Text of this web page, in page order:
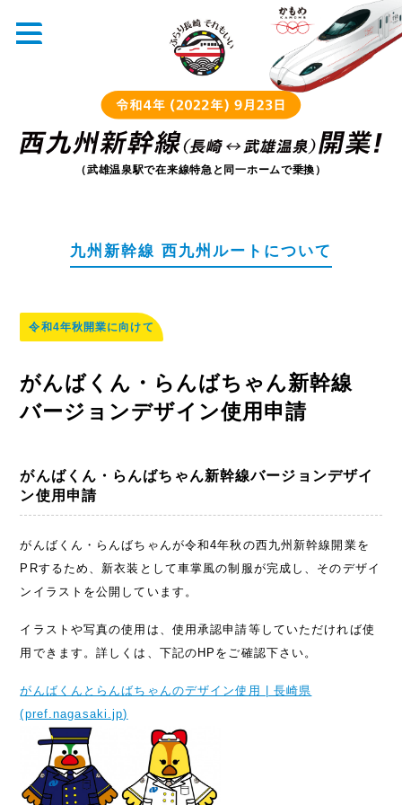
（武雄温泉駅で在来線特急と同一ホームで乗換）
九州新幹線 西九州ルートについて
令和4年秋開業に向けて
がんばくん・らんばちゃん新幹線
バージョンデザイン使用申請
がんばくん・らんばちゃん新幹線バージョンデザイ
ン使用申請
がんばくん・らんばちゃんが令和4年秋の西九州新幹線開業を
PRするため、新衣装として車掌風の制服が完成し、そのデザイ
ンイラストを公開しています。
イラストや写真の使用は、使用承認申請等していただければ使
用できます。詳しくは、下記のHPをご確認下さい。
がんばくんとらんばちゃんのデザイン使用 | 長崎県
(pref.nagasaki.jp)